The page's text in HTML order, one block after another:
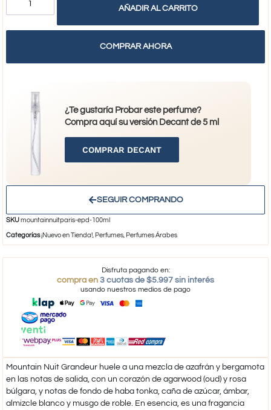
AÑADIR AL CARRITO
COMPRAR AHORA
¿Te gustaría Probar este perfume?
Compra aquí su versión Decant de 5 ml
COMPRAR DECANT
SEGUIR COMPRANDO
SKUmountainnuitparis-epd-100ml
Categorías¡Nuevo en Tienda!, Perfumes, Perfumes Árabes
Disfruta pagando en:
compra en 3 cuotas de $5.997 sin interés
usando nuestros medios de pago
Mountain Nuit Grandeur huele a una mezcla de azafrán y bergamota
en las notas de salida, con un corazón de agarwood (oud) y rosa
búlgara, y notas de fondo de haba tonka, caña de azúcar, ámbar,
almizcle blanco y musgo de roble. En esencia, es una fragancia